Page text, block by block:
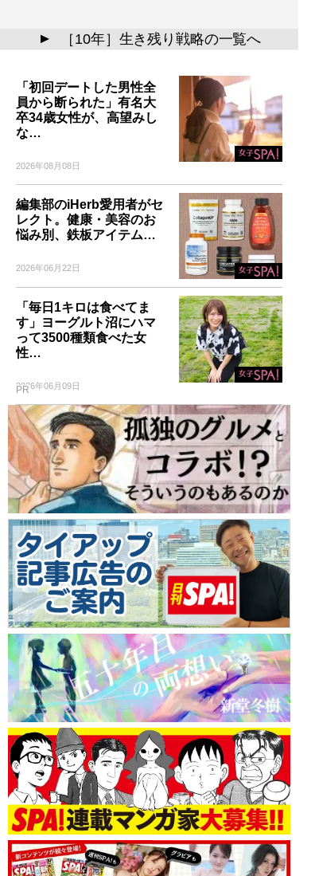
▲ ［10年］生き残り戦略の一覧へ
「初回デートした男性全
員から断られた」有名大
卒34歳女性が、高望みし
な…
2026年08月08日
編集部のiHerb愛用者がセ
レクト。健康・美容のお
悩み別、鉄板アイテム…
2026年06月22日
「毎日1キロは食べてま
す」ヨーグルト沼にハマ
って3500種類食べた女
性…
2026年06月09日
PR